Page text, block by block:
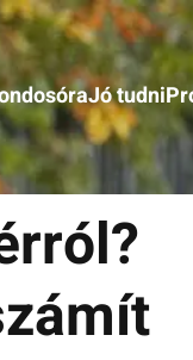
Jó tudni